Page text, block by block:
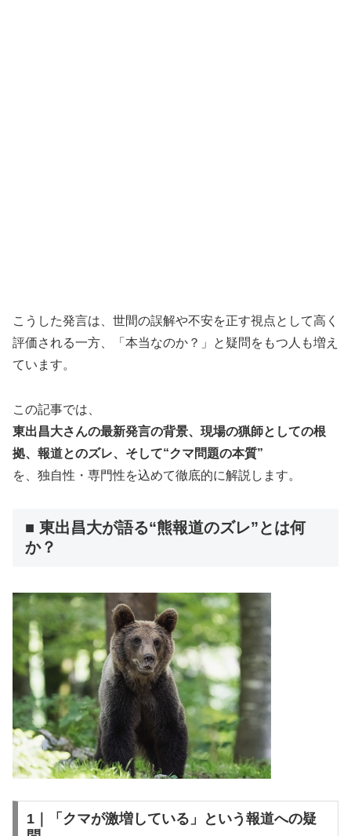
こうした発言は、世間の誤解や不安を正す視点として高く
評価される一方、「本当なのか？」と疑問をもつ人も増え
ています。
この記事では、
東出昌大さんの最新発言の背景、現場の猟師としての根
拠、報道とのズレ、そして“クマ問題の本質”
を、独自性・専門性を込めて徹底的に解説します。
■ 東出昌大が語る“熊報道のズレ”とは何
か？
1｜「クマが激増している」という報道への疑